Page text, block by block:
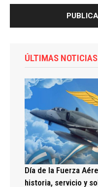
ÚLTIMAS NOTICIAS
Día de la Fuerza
historia, servicio y